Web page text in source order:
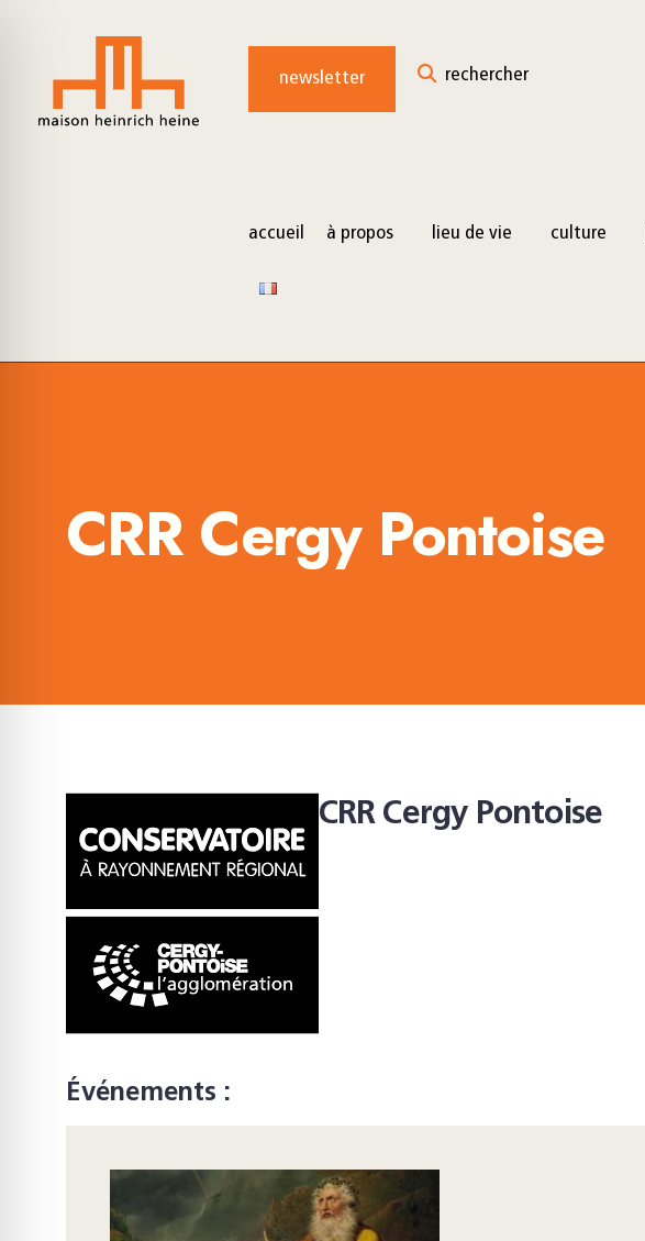
content
newsletter rechercher
accueil à propos lieu de vie culture
CRR Cergy Pontoise
CRR Cergy Pontoise
Événements :